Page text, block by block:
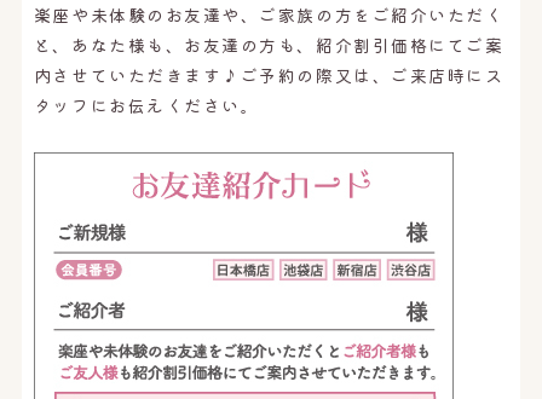
楽座や未体験のお友達や、ご家族の方をご紹介いただく
と、あなた様も、お友達の方も、紹介割引価格にてご案
内させていただきます♪ご予約の際又は、ご来店時にス
タッフにお伝えください。